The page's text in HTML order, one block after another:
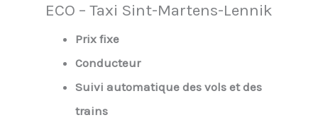
ECO – Taxi Sint-Martens-Lennik
Prix fixe
Conducteur
Suivi automatique des vols et des
trains